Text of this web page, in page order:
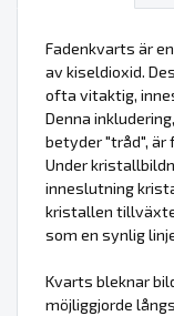
Fadenkvarts är
av kiseldioxid.
ofta vitaktig,
Denna
betyder "tråd",
Under
inneslutning
kristallen
som en synlig
Kvarts bleknar
möjliggjorde